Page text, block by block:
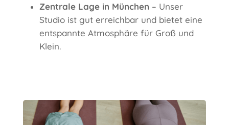
Zentrale Lage in München – Unser
Studio ist gut erreichbar und bietet eine
entspannte Atmosphäre für Groß und
Klein.